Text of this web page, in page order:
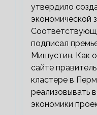
утвердило
экономической
подписал
Мишустин. Как
сайте
кластере в
реализовывать
экономики